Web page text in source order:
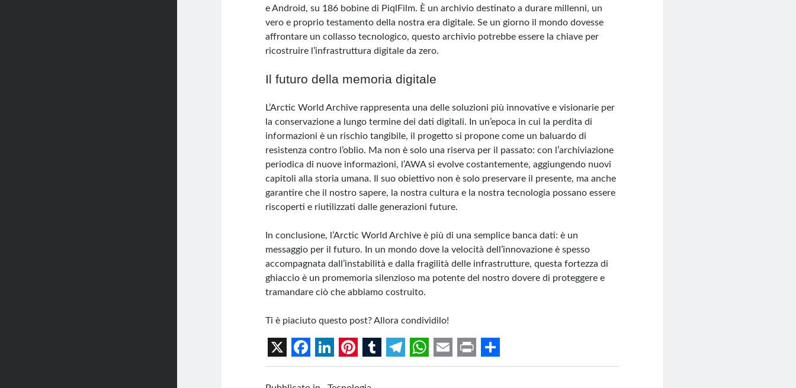
e Android, su 186 bobine di PiqlFilm. È un archivio destinato a durare millenni, un
vero e proprio testamento della nostra era digitale. Se un giorno il mondo dovesse
affrontare un collasso tecnologico, questo archivio potrebbe essere la chiave per
ricostruire l’infrastruttura digitale da zero.
Il futuro della memoria digitale
L’Arctic World Archive rappresenta una delle soluzioni più innovative e visionarie per
la conservazione a lungo termine dei dati digitali. In un’epoca in cui la perdita di
informazioni è un rischio tangibile, il progetto si propone come un baluardo di
resistenza contro l’oblio. Ma non è solo una riserva per il passato: con l’archiviazione
periodica di nuove informazioni, l’AWA si evolve costantemente, aggiungendo nuovi
capitoli alla storia umana. Il suo obiettivo non è solo preservare il presente, ma anche
garantire che il nostro sapere, la nostra cultura e la nostra tecnologia possano essere
riscoperti e riutilizzati dalle generazioni future.
In conclusione, l’Arctic World Archive è più di una semplice banca dati: è un
messaggio per il futuro. In un mondo dove la velocità dell’innovazione è spesso
accompagnata dall’instabilità e dalla fragilità delle infrastrutture, questa fortezza di
ghiaccio è un promemoria silenzioso ma potente del nostro dovere di proteggere e
tramandare ciò che abbiamo costruito.
Ti è piaciuto questo post? Allora condividilo!
X F
L
P
T
T
W E
P
S